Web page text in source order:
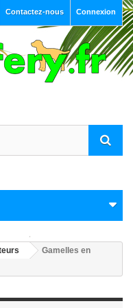
Connexion
Contactez-nous
Gamelles en